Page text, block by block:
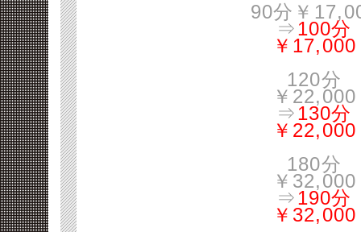
90分￥
⇒100分
￥17,000
120分
￥22,000
⇒130分
￥22,000
180分
￥32,000
⇒190分
￥32,000